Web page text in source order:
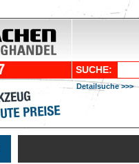
SUCHE:
Detailsuche >>>